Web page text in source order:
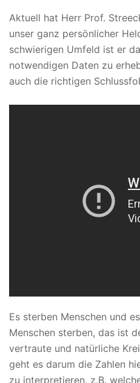
Aktuell hat Herr Prof.
unser ganz persönlicher
schwierigen Umfeld ist er
notwendigen Daten zu
auch die richtigen
Es sterben Menschen und
Menschen sterben, das ist
vertraute und natürliche
geht es darum die Zahlen
zu interpretieren, z.B.